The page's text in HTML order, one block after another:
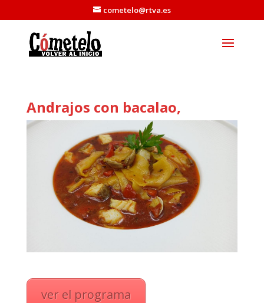
cometelo@rtva.es
Andrajos con bacalao,
ver el programa